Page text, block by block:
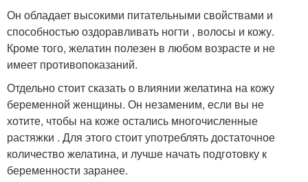
Он обладает высокими питательными свойствами и
способностью оздоравливать ногти , волосы и кожу.
Кроме того, желатин полезен в любом возрасте и не
имеет противопоказаний.
Отдельно стоит сказать о влиянии желатина на кожу
беременной женщины. Он незаменим, если вы не
хотите, чтобы на коже остались многочисленные
растяжки . Для этого стоит употреблять достаточное
количество желатина, и лучше начать подготовку к
беременности заранее.